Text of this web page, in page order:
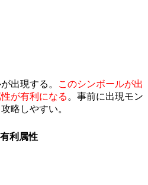
出現する。
このシンボールが出
が有利になる 。事前に出現モン
略しやすい。
利属性